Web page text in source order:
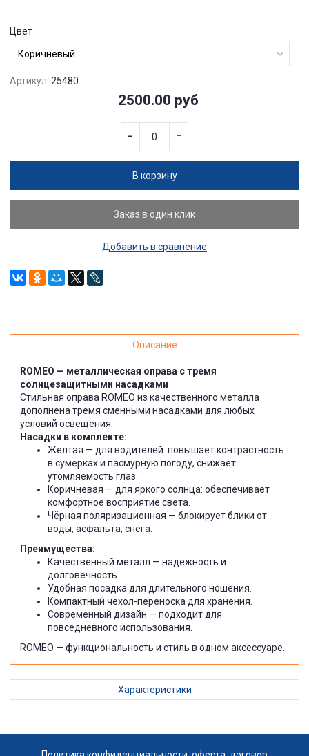
Цвет
Артикул: 25480
2500.00 руб
В корзину
Заказ в один клик
Добавить в сравнение
Описание
ROMEO — металлическая оправа с тремя
солнцезащитными насадками
Стильная оправа ROMEO из качественного металла
дополнена тремя сменными насадками для любых
условий освещения.
Насадки в комплекте:
Жёлтая — для водителей: повышает контрастность
в сумерках и пасмурную погоду, снижает
утомляемость глаз.
Коричневая — для яркого солнца: обеспечивает
комфортное восприятие света.
Чёрная поляризационная — блокирует блики от
воды, асфальта, снега.
Преимущества:
Качественный металл — надежность и
долговечность.
Удобная посадка для длительного ношения.
Компактный чехол-переноска для хранения.
Современный дизайн — подходит для
повседневного использования.
ROMEO — функциональность и стиль в одном аксессуаре.
Характеристики